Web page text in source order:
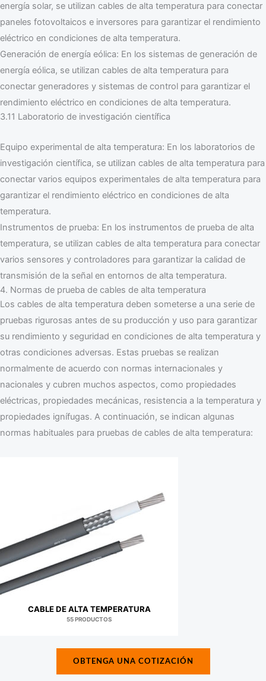
energía solar, se utilizan cables de alta temperatura para conectar
paneles fotovoltaicos e inversores para garantizar el rendimiento
eléctrico en condiciones de alta temperatura.
Generación de energía eólica: En los sistemas de generación de
energía eólica, se utilizan cables de alta temperatura para
conectar generadores y sistemas de control para garantizar el
rendimiento eléctrico en condiciones de alta temperatura.
3.11 Laboratorio de investigación científica
Equipo experimental de alta temperatura: En los laboratorios de
investigación científica, se utilizan cables de alta temperatura para
conectar varios equipos experimentales de alta temperatura para
garantizar el rendimiento eléctrico en condiciones de alta
temperatura.
Instrumentos de prueba: En los instrumentos de prueba de alta
temperatura, se utilizan cables de alta temperatura para conectar
varios sensores y controladores para garantizar la calidad de
transmisión de la señal en entornos de alta temperatura.
4. Normas de prueba de cables de alta temperatura
Los cables de alta temperatura deben someterse a una serie de
pruebas rigurosas antes de su producción y uso para garantizar
su rendimiento y seguridad en condiciones de alta temperatura y
otras condiciones adversas. Estas pruebas se realizan
normalmente de acuerdo con normas internacionales y
nacionales y cubren muchos aspectos, como propiedades
eléctricas, propiedades mecánicas, resistencia a la temperatura y
propiedades ignífugas. A continuación, se indican algunas
normas habituales para pruebas de cables de alta temperatura:
CABLE DE ALTA TEMPERATURA
55 PRODUCTOS
OBTENGA UNA COTIZACIÓN